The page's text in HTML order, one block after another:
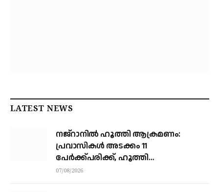
LATEST NEWS
നജ്‌റാനില്‍ ഹൂത്തി ആക്രമണം:
പ്രവാസികള്‍ അടക്കം 11
പേർക്ക്പരിക്ക്, ഹൂത്തി
ആക്രമണത്തില്‍ 17 യെമന്‍
07/08/2026